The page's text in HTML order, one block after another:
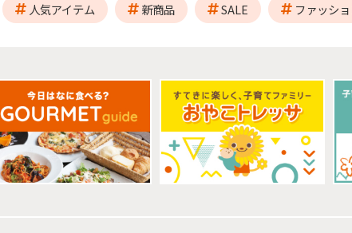
人気アイテム 新商品 SALE ファッシ